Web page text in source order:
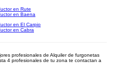
en Rute
en Baena
en El Carpio
en Cabra
profesionales de Alquiler de furgonetas
4 profesionales de tu zona te contactan a